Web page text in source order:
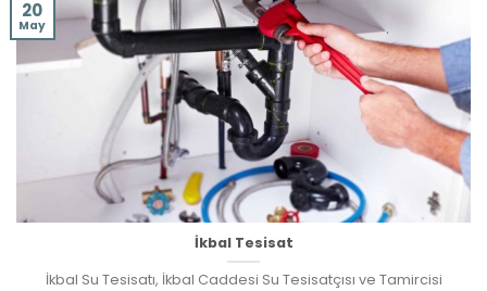
İkbal Tesisat
İkbal Su Tesisatı, İkbal Caddesi Su Tesisatçısı ve Tamircisi
20
May